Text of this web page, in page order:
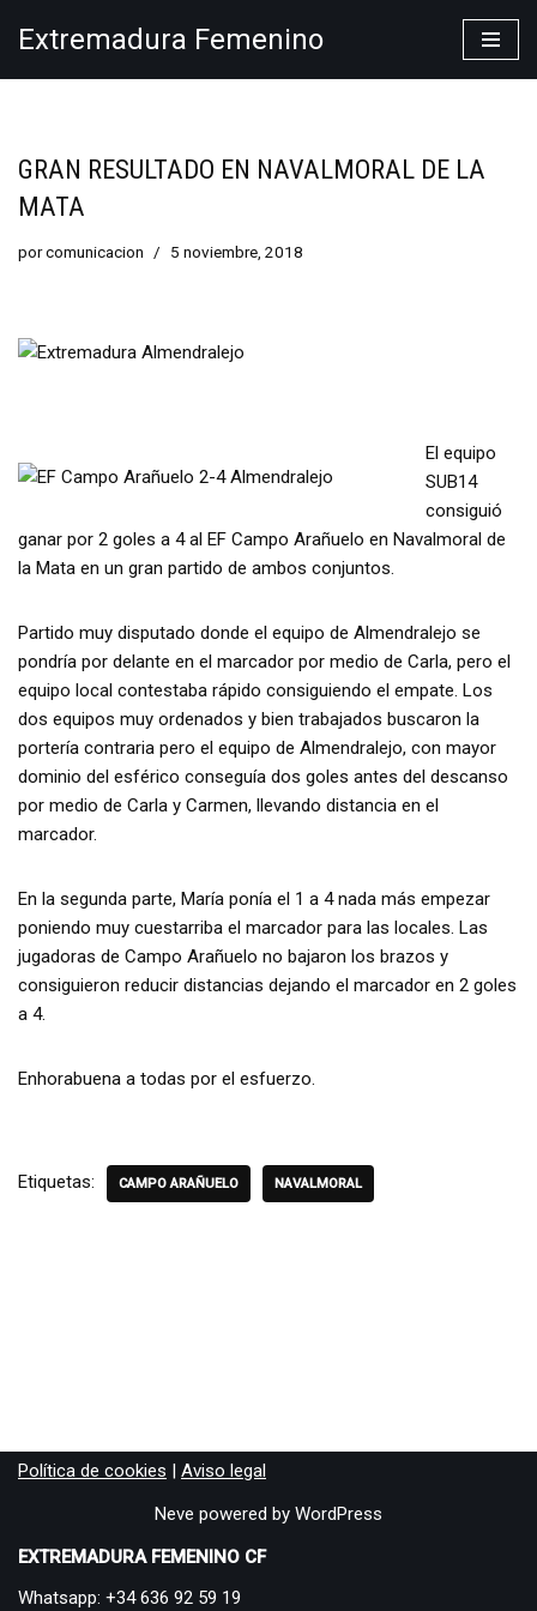
Extremadura Femenino
GRAN RESULTADO EN NAVALMORAL DE LA
MATA
porcomunicacion 5 noviembre, 2018
El equipo
SUB14
consiguió
ganar por 2 goles a 4 al EF Campo Arañuelo en Navalmoral de
la Mata en un gran partido de ambos conjuntos.
Partido muy disputado donde el equipo de Almendralejo se
pondría por delante en el marcador por medio de Carla, pero el
equipo local contestaba rápido consiguiendo el empate. Los
dos equipos muy ordenados y bien trabajados buscaron la
portería contraria pero el equipo de Almendralejo, con mayor
dominio del esférico conseguía dos goles antes del descanso
por medio de Carla y Carmen, llevando distancia en el
marcador.
En la segunda parte, María ponía el 1 a 4 nada más empezar
poniendo muy cuestarriba el marcador para las locales. Las
jugadoras de Campo Arañuelo no bajaron los brazos y
consiguieron reducir distancias dejando el marcador en 2 goles
a 4.
Enhorabuena a todas por el esfuerzo.
Etiquetas: CAMPO ARAÑUELO NAVALMORAL
Política de cookies | Aviso legal
Neve powered by WordPress
EXTREMADURA FEMENINO CF
Whatsapp: +34 636 92 59 19